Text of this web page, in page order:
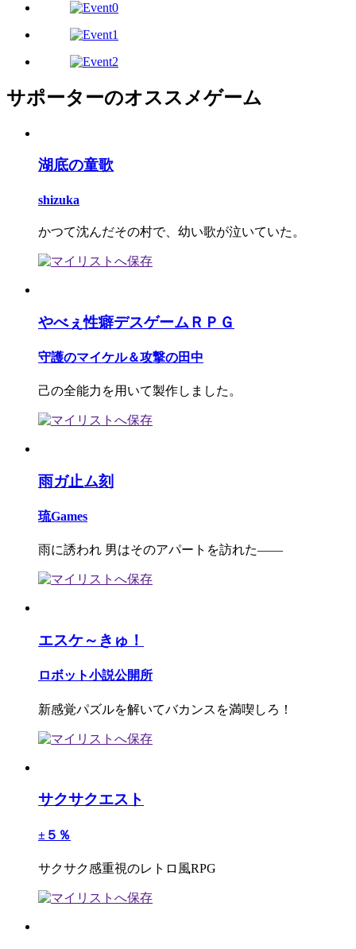
サポーターのオススメゲーム
湖底の童歌
shizuka
かつて沈んだその村で、幼い歌が泣いていた。
やべぇ性癖デスゲームＲＰＧ
守護のマイケル＆攻撃の田中
己の全能力を用いて製作しました。
雨ガ止ム刻
琉Games
雨に誘われ 男はそのアパートを訪れた――
エスケ～きゅ！
ロボット小説公開所
新感覚パズルを解いてバカンスを満喫しろ！
サクサクエスト
±５％
サクサク感重視のレトロ風RPG